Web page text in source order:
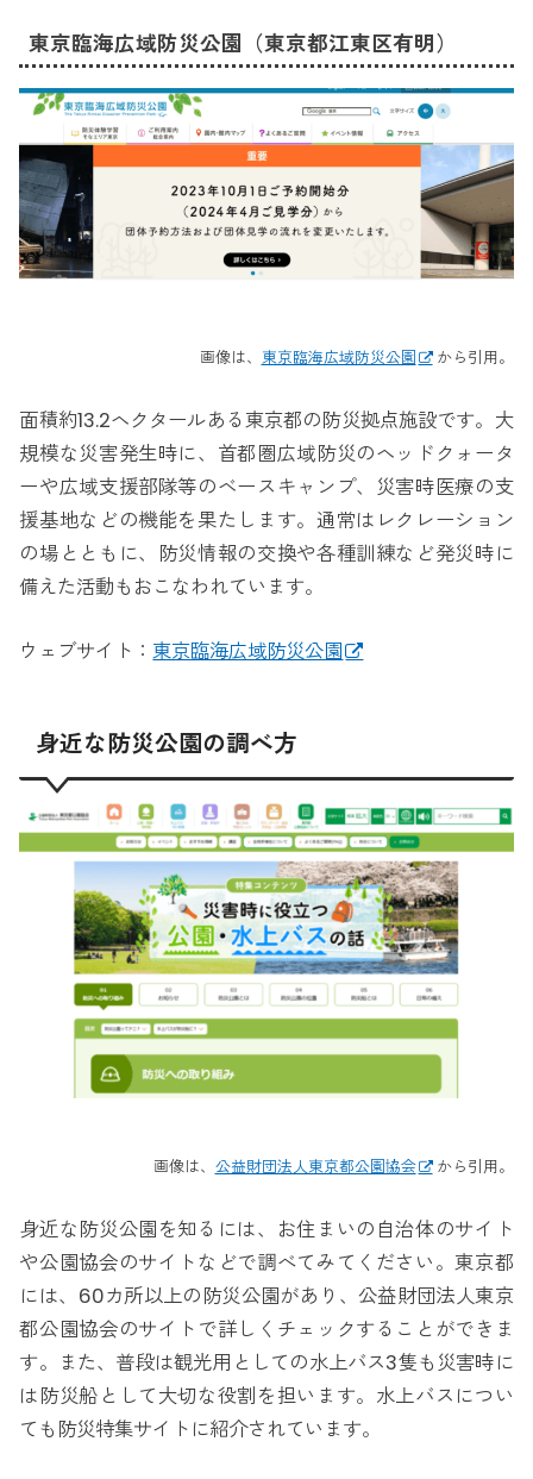
東京臨海広域防災公園（東京都江東区有明）
画像は、 東京臨海広域防災公園 から引用。
面積約13.2ヘクタールある東京都の防災拠点施設です。大
規模な災害発生時に、首都圏広域防災のヘッドクォータ
ーや広域支援部隊等のベースキャンプ、災害時医療の支
援基地などの機能を果たします。通常はレクレーション
の場とともに、防災情報の交換や各種訓練など発災時に
備えた活動もおこなわれています。
ウェブサイト：東京臨海広域防災公園
身近な防災公園の調べ方
画像は、 公益財団法人東京都公園協会 から引用。
身近な防災公園を知るには、お住まいの自治体のサイト
や公園協会のサイトなどで調べてみてください。東京都
には、60カ所以上の防災公園があり、公益財団法人東京
都公園協会のサイトで詳しくチェックすることができま
す。また、普段は観光用としての水上バス3隻も災害時に
は防災船として大切な役割を担います。水上バスについ
ても防災特集サイトに紹介されています。